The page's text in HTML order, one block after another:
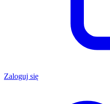
Zaloguj się